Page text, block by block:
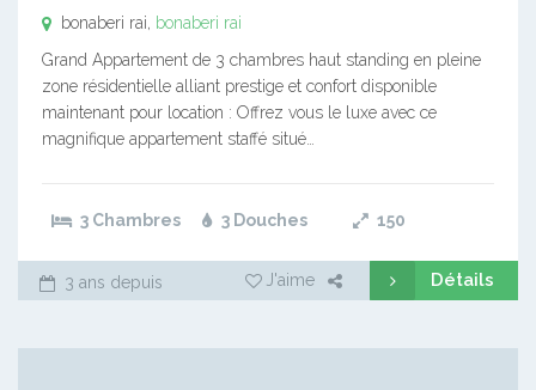
bonaberi rai,
bonaberi rai
Grand Appartement de 3 chambres haut standing en pleine
zone résidentielle alliant prestige et confort disponible
maintenant pour location : Offrez vous le luxe avec ce
magnifique appartement staffé situé…
3 Chambres 3 Douches 150
3 ans depuis J'aime Détails